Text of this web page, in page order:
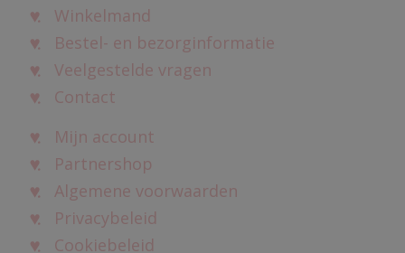
Winkelmand
Bestel- en bezorginformatie
Veelgestelde vragen
Contact
Mijn account
Partnershop
Algemene voorwaarden
Privacybeleid
Cookiebeleid